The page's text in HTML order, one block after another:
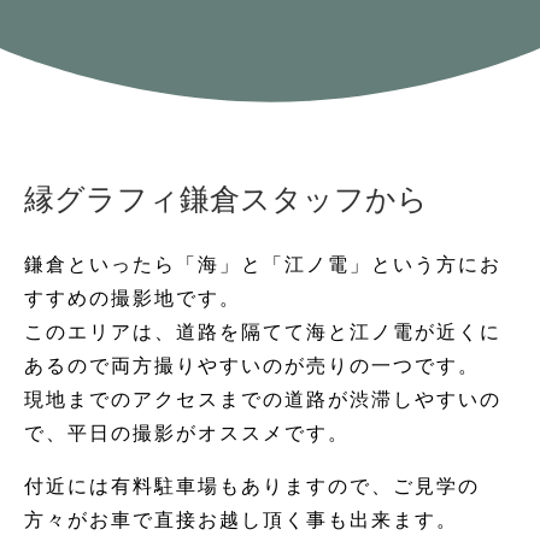
縁グラフィ鎌倉スタッフから
鎌倉といったら「海」と「江ノ電」という方にお
すすめの撮影地です。
このエリアは、道路を隔てて海と江ノ電が近くに
あるので両方撮りやすいのが売りの一つです。
現地までのアクセスまでの道路が渋滞しやすいの
で、平日の撮影がオススメです。
付近には有料駐車場もありますので、ご見学の
方々がお車で直接お越し頂く事も出来ます。